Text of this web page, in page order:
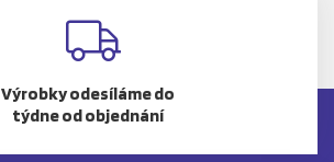
Výrobky odesíláme do
týdne od objednání